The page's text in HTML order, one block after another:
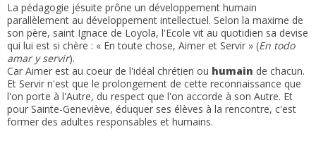
La pédagogie jésuite prône un développement humain
parallèlement au développement intellectuel. Selon la maxime de
son père, saint Ignace de Loyola, l'Ecole vit au quotidien sa devise
qui lui est si chère : « En toute chose, Aimer et Servir » (En todo
amar y servir).
Car Aimer est au coeur de l'idéal chrétien ou humain de chacun.
Et Servir n'est que le prolongement de cette reconnaissance que
l'on porte à l'Autre, du respect que l'on accorde à son Autre. Et
pour Sainte-Geneviève, éduquer ses élèves à la rencontre, c'est
former des adultes responsables et humains.